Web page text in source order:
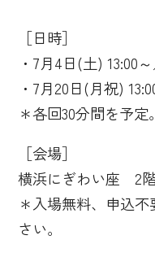
［日時］
・7月4日(土) 13:00
・7月20日(月祝)
＊各回30分間を予定
［会場］
横浜にぎわい座 2
＊入場無料、申込
さい。